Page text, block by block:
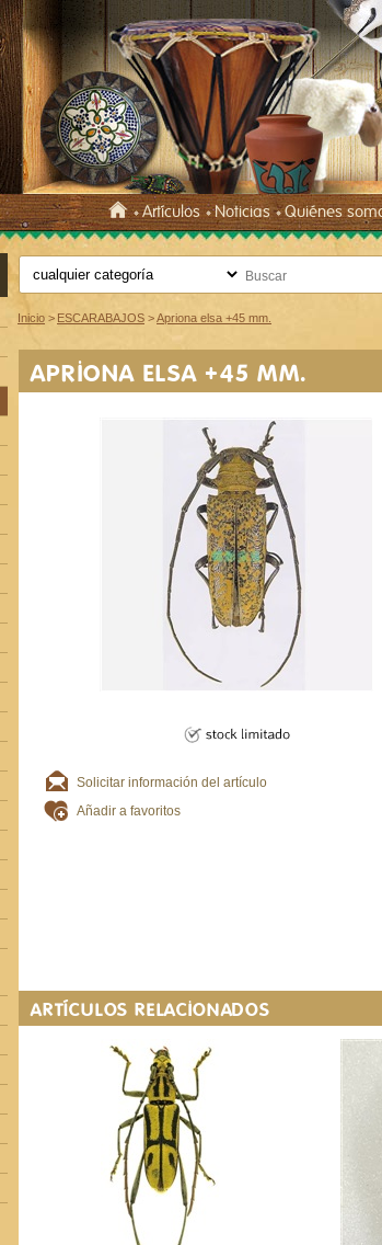
Inicio > ESCARABAJOS >Apriona elsa +45 mm.
APRIONA ELSA +45 MM.
Solicitar información del artículo
Añadir a favoritos
ARTÍCULOS RELACIONADOS
Artículos Noticias Quiénes